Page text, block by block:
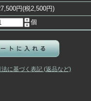
円(税2,500円)
個
に基づく表記 (返品など)